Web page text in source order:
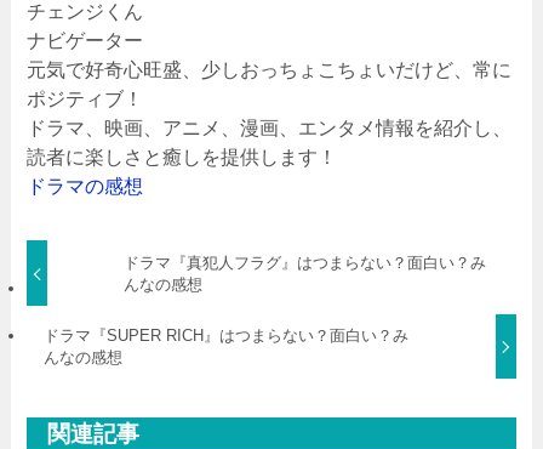
チェンジくん
ナビゲーター
元気で好奇心旺盛、少しおっちょこちょいだけど、常に
ポジティブ！
ドラマ、映画、アニメ、漫画、エンタメ情報を紹介し、
読者に楽しさと癒しを提供します！
ドラマの感想
ドラマ『真犯人フラグ』はつまらない？面白い？み
んなの感想
ドラマ『SUPER RICH』はつまらない？面白い？み
んなの感想
関連記事